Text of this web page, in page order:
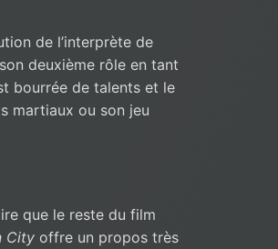
de l’interprète de
deuxième rôle en tant
bourrée de talents et le
martiaux ou son jeu
que le reste du film
City offre un propos très